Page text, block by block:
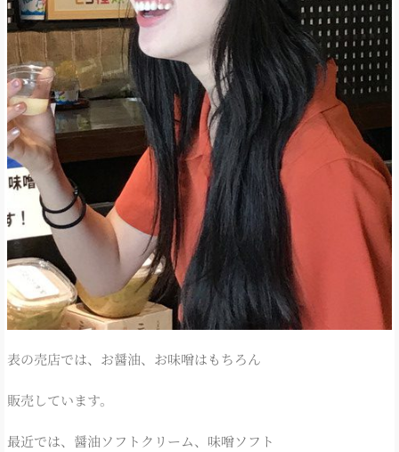
表の売店では、お醤油、お味噌はもちろん
販売しています。
最近では、醤油ソフトクリーム、味噌ソフト